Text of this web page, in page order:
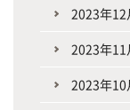
2023年12
2023年11
2023年10